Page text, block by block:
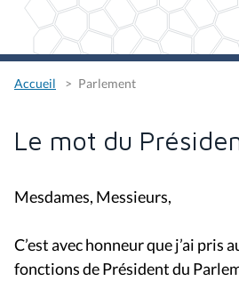
Accueil Parlement
Le mot du
Mesdames, Messieurs,
C’est avec honneur que j’ai pris
fonctions de Président du